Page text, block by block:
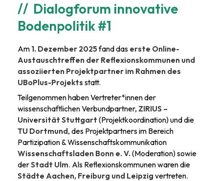
Dialogforum innovative
Bodenpolitik #1
Am 1. Dezember 2025fand das erste Online-
Austauschtreffen der Reflexionskommunen und
assoziierten Projektpartner im Rahmen des
UBoPlus-Projekts statt.
Teilgenommen haben Vertreter*innen der
wissenschaftlichen Verbundpartner, ZIRIUS –
Universität Stuttgart (Projektkoordination) und die
TU Dortmund, des Projektpartners im Bereich
Partizipation & Wissenschaftskommunikation
Wissenschaftsladen Bonn e. V. (Moderation) sowie
derStadt Ulm. Als Reflexionskommunen waren die
Städte Aachen, Freiburg und Leipzig vertreten.